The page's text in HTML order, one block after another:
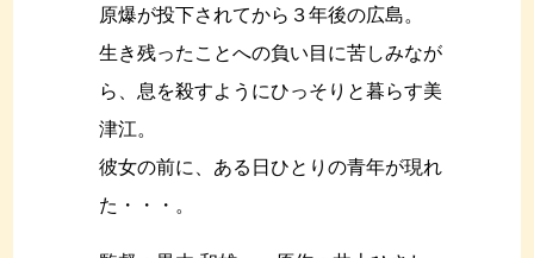
原爆が投下されてから３年後の広島。
生き残ったことへの負い目に苦しみなが
ら、息を殺すようにひっそりと暮らす美
津江。
彼女の前に、ある日ひとりの青年が現れ
た・・・。